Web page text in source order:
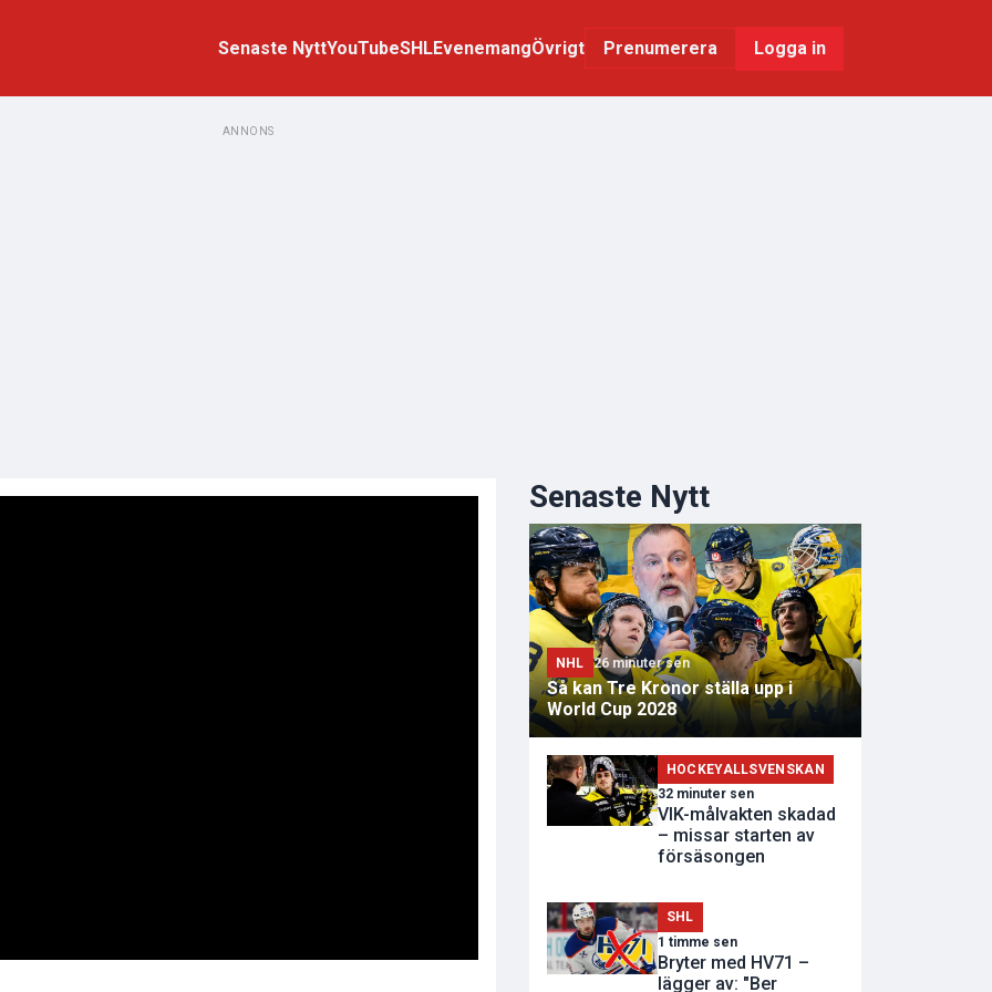
Senaste NyttYouTubeSHLEvenemangÖvrigt Prenumerera Logga in
ANNONS
Senaste Nytt
NHL 26 minuter sen
Så kan Tre Kronor ställa upp i
World Cup 2028
HOCKEYALLSVENSKAN
32 minuter sen
VIK-målvakten skadad
– missar starten av
försäsongen
SHL
1 timme sen
Bryter med HV71 –
lägger av: "Ber